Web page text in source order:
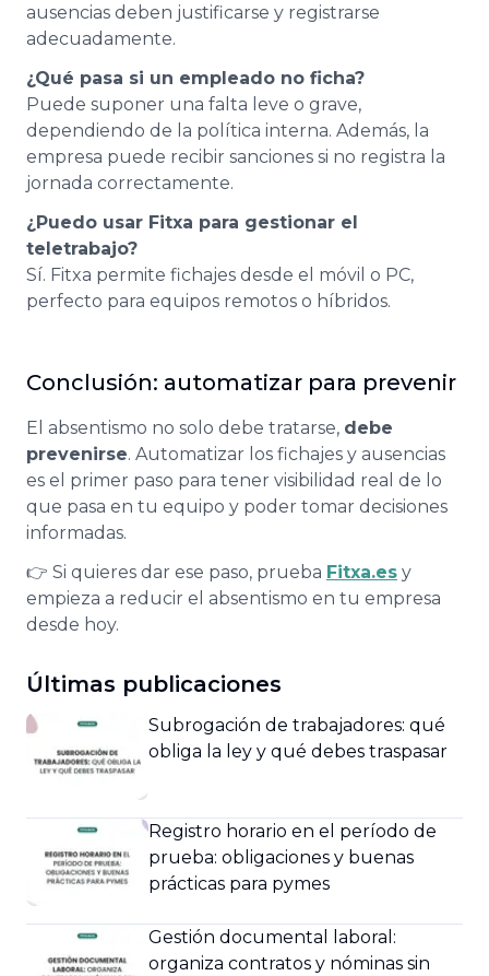
ausencias deben justificarse y registrarse
adecuadamente.
¿Qué pasa si un empleado no ficha?
Puede suponer una falta leve o grave,
dependiendo de la política interna. Además, la
empresa puede recibir sanciones si no registra la
jornada correctamente.
¿Puedo usar Fitxa para gestionar el
teletrabajo?
Sí. Fitxa permite fichajes desde el móvil o PC,
perfecto para equipos remotos o híbridos.
Conclusión: automatizar para prevenir
El absentismo no solo debe tratarse, debe
prevenirse. Automatizar los fichajes y ausencias
es el primer paso para tener visibilidad real de lo
que pasa en tu equipo y poder tomar decisiones
informadas.
👉 Si quieres dar ese paso, prueba Fitxa.es y
empieza a reducir el absentismo en tu empresa
desde hoy.
Últimas publicaciones
Subrogación de trabajadores: qué
obliga la ley y qué debes traspasar
Registro horario en el período de
prueba: obligaciones y buenas
prácticas para pymes
Gestión documental laboral:
organiza contratos y nóminas sin